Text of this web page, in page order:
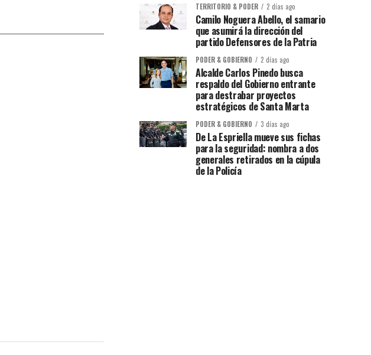
TERRITORIO & PODER 2 días ago
Camilo Noguera Abello, el samario
que asumirá la dirección del
partido Defensores de la Patria
PODER & GOBIERNO 2 días ago
Alcalde Carlos Pinedo busca
respaldo del Gobierno entrante
para destrabar proyectos
estratégicos de Santa Marta
PODER & GOBIERNO 3 días ago
De La Espriella mueve sus fichas
para la seguridad: nombra a dos
generales retirados en la cúpula
de la Policía